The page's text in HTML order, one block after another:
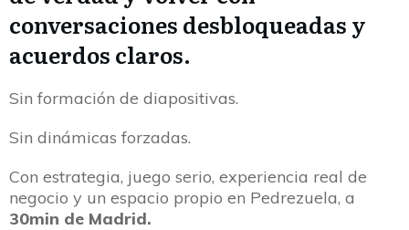
conversaciones desbloqueadas y
acuerdos claros.
Sin formación de diapositivas.
Sin dinámicas forzadas.
Con estrategia, juego serio, experiencia real de
negocio y un espacio propio en Pedrezuela, a
30min de Madrid.